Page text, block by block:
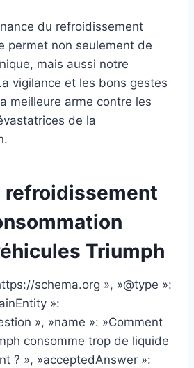
du refroidissement
permet non seulement de
mais aussi notre
vigilance et les bons gestes
meilleure arme contre les
de la
refroidissement
Triumph
schema.org », »@type »:
»:
», »name »: »Comment
consomme trop de liquide
? », »acceptedAnswer »: